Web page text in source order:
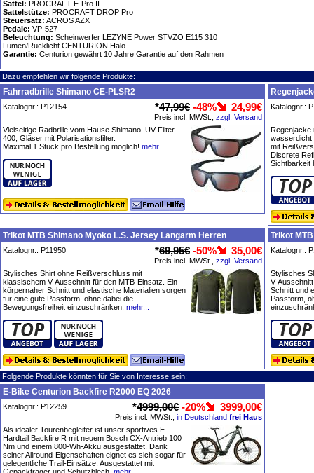
Sattel: PROCRAFT E-Pro II
Sattelstütze: PROCRAFT DROP Pro
Steuersatz: ACROS AZX
Pedale: VP-527
Beleuchtung: Scheinwerfer LEZYNE Power STVZO E115 310
Lumen/Rücklicht CENTURION Halo
Garantie: Centurion gewährt 10 Jahre Garantie auf den Rahmen
Dazu empfehlen wir folgende Produkte:
Fahrradbrille Shimano CE-PLSR2
Katalognr.: P12154 *47,99€ -48% 24,99€
Preis incl. MWSt., zzgl. Versand
Vielseitige Radbrille vom Hause Shimano. UV-Filter
400, Gläser mit Polarisationsfilter.
Maximal 1 Stück pro Bestellung möglich! mehr...
Katalognr.:
Regenjacke
wasserdicht
mit
Discrete
Sichtbarkeit
Trikot MTB Shimano Myoko L.S. Jersey Langarm Herren
Katalognr.: P11950 *69,95€ -50% 35,00€
Preis incl. MWSt., zzgl. Versand
Stylisches Shirt ohne Reißverschluss mit
klassischem V-Ausschnitt für den MTB-Einsatz. Ein
körpernaher Schnitt und elastische Materialien sorgen
für eine gute Passform, ohne dabei die
Bewegungsfreiheit einzuschränken. mehr...
Trikot
Katalognr.:
Stylisches
V-
Schnitt und
Passform,
Folgende Produkte könnten für Sie von Interesse sein:
E-Bike Centurion Backfire R2000 EQ 2026
Katalognr.: P12259 *4999,00€ -20% 3999,00€
Preis incl. MWSt., in Deutschland frei Haus
Als idealer Tourenbegleiter ist unser sportives E-
Hardtail Backfire R mit neuem Bosch CX-Antrieb 100
Nm und einem 800-Wh-Akku ausgestattet. Dank
seiner Allround-Eigenschaften eignet es sich sogar für
gelegentliche Trail-Einsätze. Ausgestattet mit